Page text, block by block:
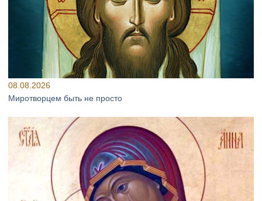
08.08.2026
Миротворцем быть не просто